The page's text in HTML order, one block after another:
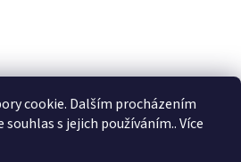
cookie. Dalším procházením
s jejich používáním.. Více
údajů